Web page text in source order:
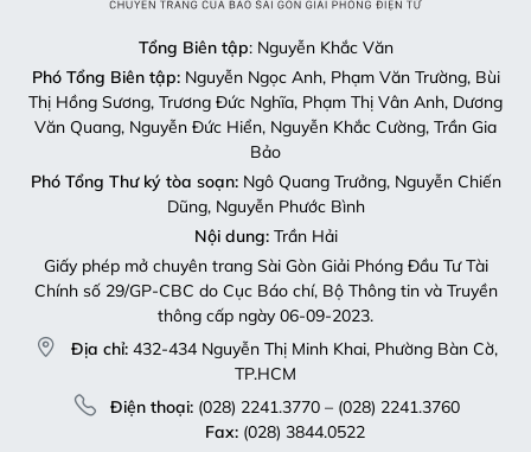
Tổng Biên tập: Nguyễn Khắc Văn
Phó Tổng Biên tập:Nguyễn Ngọc Anh, Phạm Văn Trường, Bùi
Thị Hồng Sương, Trương Đức Nghĩa, Phạm Thị Vân Anh, Dương
Văn Quang, Nguyễn Đức Hiển, Nguyễn Khắc Cường, Trần Gia
Bảo
Phó Tổng Thư ký tòa soạn:Ngô Quang Trưởng, Nguyễn Chiến
Dũng, Nguyễn Phước Bình
Nội dung:Trần Hải
Giấy phép mở chuyên trang Sài Gòn Giải Phóng Đầu Tư Tài
Chính số 29/GP-CBC do Cục Báo chí, Bộ Thông tin và Truyền
thông cấp ngày 06-09-2023.
Địa chỉ: 432-434 Nguyễn Thị Minh Khai, Phường Bàn Cờ,
TP.HCM
Điện thoại:(028) 2241.3770 – (028) 2241.3760
Fax:(028) 3844.0522